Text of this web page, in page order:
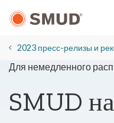
содержанию
2023 пресс-релизы и
Для немедленного
SMUD